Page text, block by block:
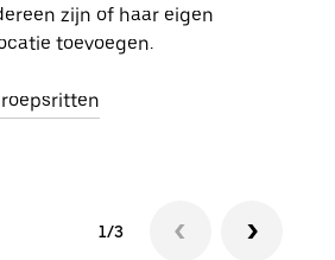
zijn of haar eigen
toevoegen.
1/3